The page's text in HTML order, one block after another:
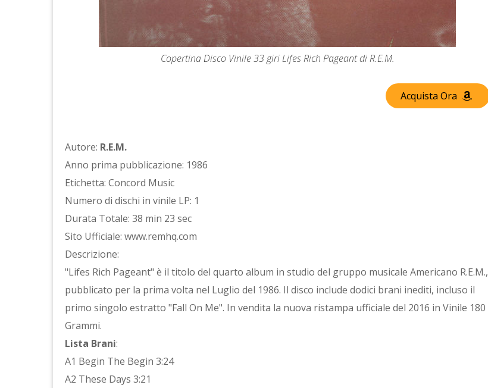
Copertina Disco Vinile 33 giri Lifes Rich Pageant di R.E.M.
Acquista Ora
Autore: R.E.M.
Anno prima pubblicazione: 1986
Etichetta: Concord Music
Numero di dischi in vinile LP: 1
Durata Totale: 38 min 23 sec
Sito Ufficiale: www.remhq.com
Descrizione:
"Lifes Rich Pageant" è il titolo del quarto album in studio del gruppo musicale Americano R.E.M.,
pubblicato per la prima volta nel Luglio del 1986. Il disco include dodici brani inediti, incluso il
primo singolo estratto "Fall On Me". In vendita la nuova ristampa ufficiale del 2016 in Vinile 180
Grammi.
Lista Brani:
A1 Begin The Begin 3:24
A2 These Days 3:21